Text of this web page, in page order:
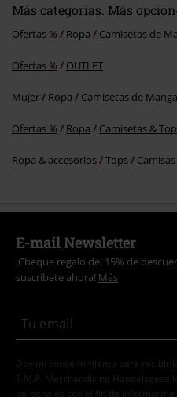
Más categorías. Más
Ofertas % Ropa Camisetas de
Ofertas % OUTLET
Mujer Ropa Camisetas de
Ofertas % Ropa Camisetas &
Ropa & accesorios Tops
E-mail Newsletter
¡Cheque regalo del 15% de
suscríbete ahora! Más
Doy mi consentimiento para recibir
E.M.P. Merchandising
personales con el fin de